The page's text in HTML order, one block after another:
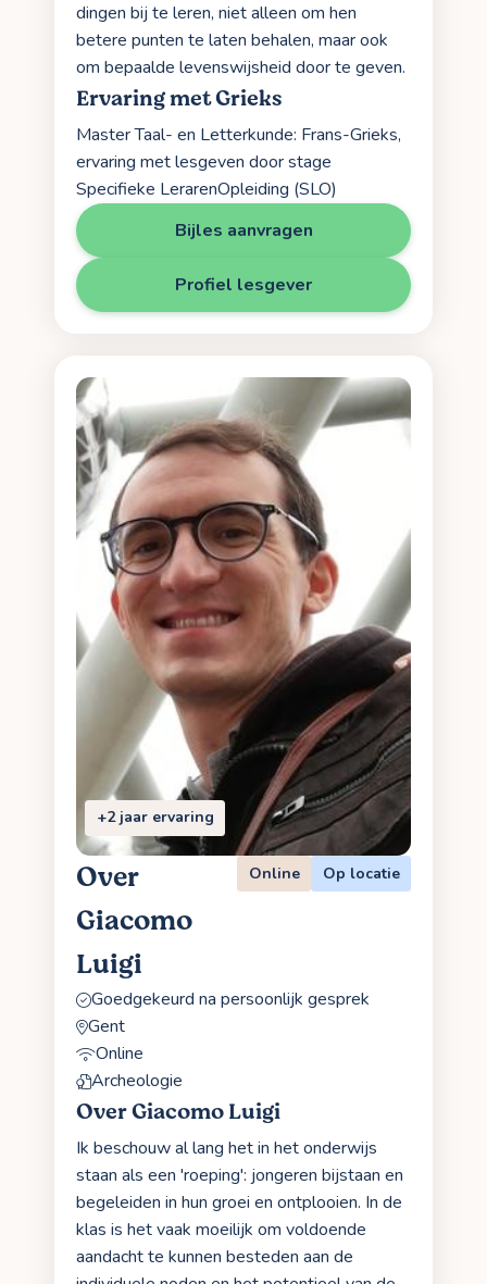
dingen bij te leren, niet alleen om hen
betere punten te laten behalen, maar ook
om bepaalde levenswijsheid door te geven.
Ervaring met Grieks
Master Taal- en Letterkunde: Frans-Grieks,
ervaring met lesgeven door stage
Specifieke LerarenOpleiding (SLO)
Bijles aanvragen
Profiel lesgever
+2 jaar ervaring
Over
Giacomo
Luigi
Online Op locatie
Goedgekeurd na persoonlijk gesprek
Gent
Online
Archeologie
Over Giacomo Luigi
Ik beschouw al lang het in het onderwijs
staan als een 'roeping': jongeren bijstaan en
begeleiden in hun groei en ontplooien. In de
klas is het vaak moeilijk om voldoende
aandacht te kunnen besteden aan de